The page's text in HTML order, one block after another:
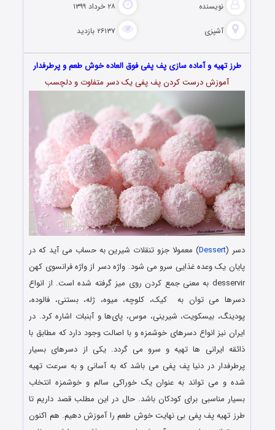
نویسنده ۲۸ خرداد ۱۳۹۹
آشپزی ۲۶۱۳۷ بازدید
طرز تهیه و آماده سازی پف پفی فوق العاده خوش طعم و پرطرفدار
آموزش درست کردن پف پفی یک دسر متفاوت و دلچسب
دسر (Dessert) معمولا جزو تنقلات شیرین به حساب می آید که در
پایان یک وعده غذایی سرو می شود. واژه دسر از واژه فرانسوی کهن
desservir به معنی جمع کردن روی میز گرفته شده‌ است. از انواع
دسرها می توان به کیک، کلوچه، میوه، ژله، بستنی، فالوده،
پودینگ، بیسکویت، شیرینی، موس، پای‌ها و آبنبات‌ اشاره کرد. در
ایران نیز انواع دسرهای خوشمزه و با اصالت وجود دارد که مطابق با
ذائقه ایرانی ها تهیه و سرو می گردد. یکی از دسرهای بسیار
پرطرفدار در دنیا پف پفی می باشد که به آسانی و به سرعت تهیه
شده و می تواند به عنوان یک خوراکی سالم و خوشمزه انتخاب
بسیار مناسبی برای کودکان باشد. حال در این مطلب قصد داریم تا
طرز تهیه پف پفی بی نهایت خوش طعم را آموزش دهیم. هم اکنون